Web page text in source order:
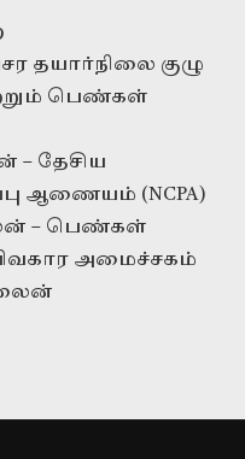
தயார்நிலை குழு
பெண்கள்
தேசிய
ஆணையம் (NCPA)
– பெண்கள்
அமைச்சகம்